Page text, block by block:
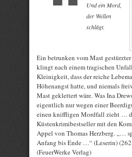
Und ein Mord,
der Wellen
schlägt.
Ein betrunken vom Mast
klingt nach einem tragischen
Kleinigkeit, dass der reiche
Höhenangst hatte, und niemals
Mast geklettert wäre. Was Ina
eigentlich nur wegen einer
einen kniffligen Mordfall zieht …
Küstenkrimibestseller mit den
Appel von Thomas Herzberg. „…
Anfang bis Ende …“ (Leserin)
(FeuerWerke Verlag)